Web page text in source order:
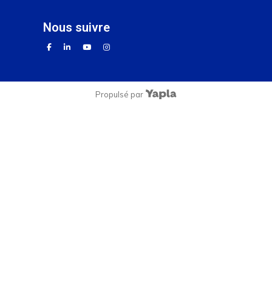
nous suivre
facebooklinkedinyoutubeinstagram
Propulsé par